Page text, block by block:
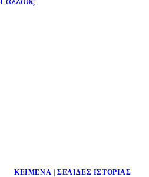
ΚΕΊΜΕΝΑ | ΣΕΛΊΔΕΣ ΙΣΤΟΡΊΑΣ